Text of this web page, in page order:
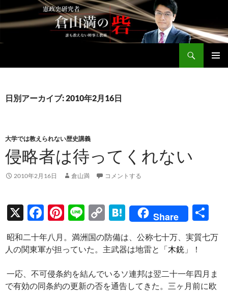
テ
ン
へ
ッ
日別アーカイブ: 2010年2月16日
大学では教えられない歴史講義
侵略者は待ってくれない
2010年2月16日 倉山満 コメントする
X
F
ac
e
o
Pi
nt
er
t
Li
n
e
C
o
p
Li
H
at
e
a
Share
有
昭和二十年八月。満洲国の防備は、公称七十万、実質七万
人の関東軍が担っていた。主武器は地雷と「木銃 」！
一応、不可侵条約を結んでいるソ連邦は翌二十一年四月ま
で有効の同条約の更新の否を通告してきた。三ヶ月前に欧